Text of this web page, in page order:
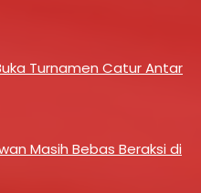
Turnamen Catur Antar
Masih Bebas Beraksi di